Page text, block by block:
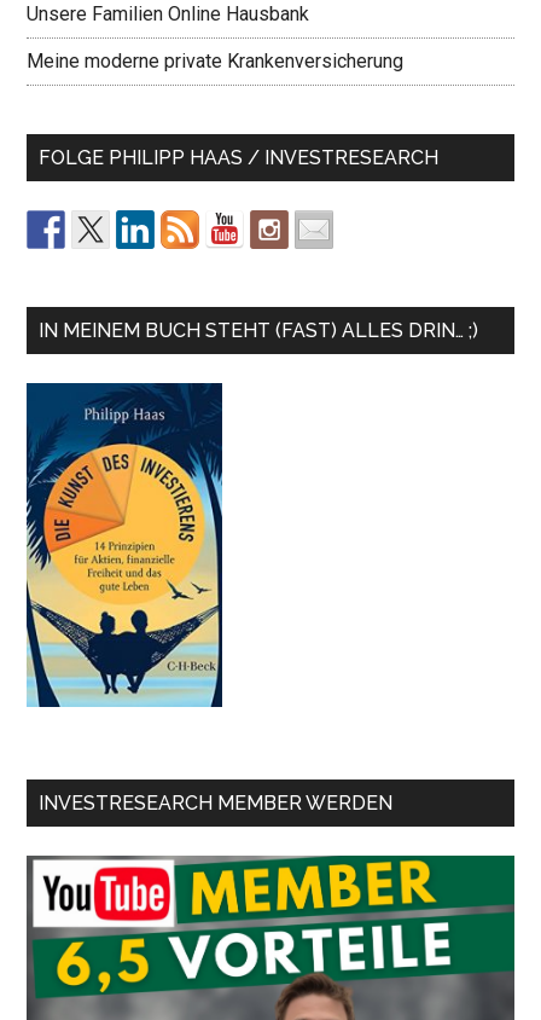
Unsere Familien Online Hausbank
Meine moderne private Krankenversicherung
FOLGE PHILIPP HAAS / INVESTRESEARCH
IN MEINEM BUCH STEHT (FAST) ALLES DRIN… ;)
INVESTRESEARCH MEMBER WERDEN